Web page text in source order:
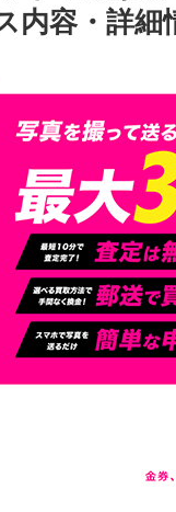
内容・詳細